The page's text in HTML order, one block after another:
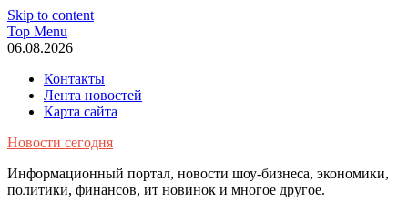
Skip to content
Top Menu
06.08.2026
Контакты
Лента новостей
Карта сайта
Новости сегодня
Информационный портал, новости шоу-бизнеса, экономики,
политики, финансов, ит новинок и многое другое.